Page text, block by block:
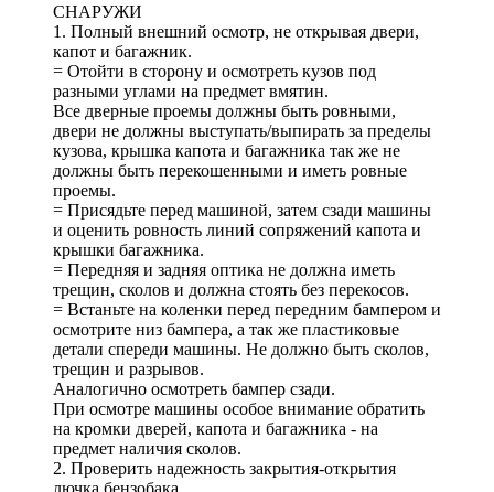
СНАРУЖИ
1. Полный внешний осмотр, не открывая двери,
капот и багажник.
= Отойти в сторону и осмотреть кузов под
разными углами на предмет вмятин.
Все дверные проемы должны быть ровными,
двери не должны выступать/выпирать за пределы
кузова, крышка капота и багажника так же не
должны быть перекошенными и иметь ровные
проемы.
= Присядьте перед машиной, затем сзади машины
и оценить ровность линий сопряжений капота и
крышки багажника.
= Передняя и задняя оптика не должна иметь
трещин, сколов и должна стоять без перекосов.
= Встаньте на коленки перед передним бампером и
осмотрите низ бампера, а так же пластиковые
детали спереди машины. Не должно быть сколов,
трещин и разрывов.
Аналогично осмотреть бампер сзади.
При осмотре машины особое внимание обратить
на кромки дверей, капота и багажника - на
предмет наличия сколов.
2. Проверить надежность закрытия-открытия
лючка бензобака.